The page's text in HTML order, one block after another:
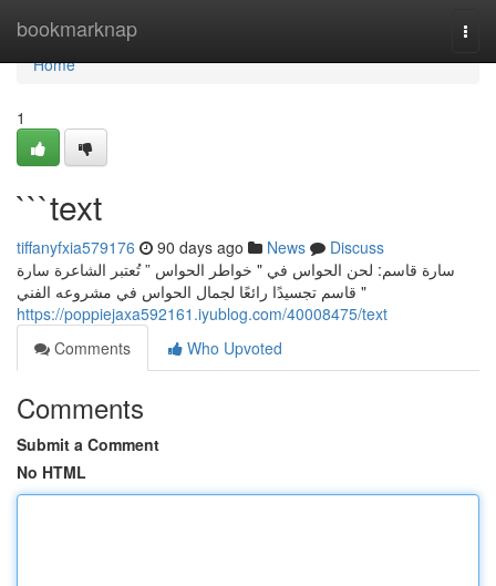
bookmarknap
Home
Home
1
```text
tiffanyfxia579176 90 days ago News
Discuss
سارة قاسم: لحن الحواس في " خواطر الحواس ” تُعتبر الشاعرة سارة
قاسم تجسيدًا رائعًا لجمال الحواس في مشروعه الفني "
https://poppiejaxa592161.iyublog.com/40008475/text
Comments
Who Upvoted
Comments
Submit a Comment
No HTML